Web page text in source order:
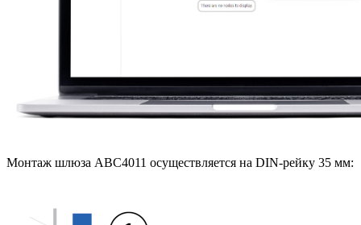
Монтаж шлюза ABC4011 осуществляется на DIN-рейку 35 мм: